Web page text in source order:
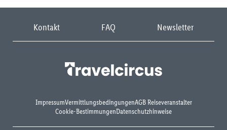
Kontakt FAQ Newsletter
ImpressumVermittlungsbedingungenAGB Reiseveranstalter
Cookie-BestimmungenDatenschutzhinweise